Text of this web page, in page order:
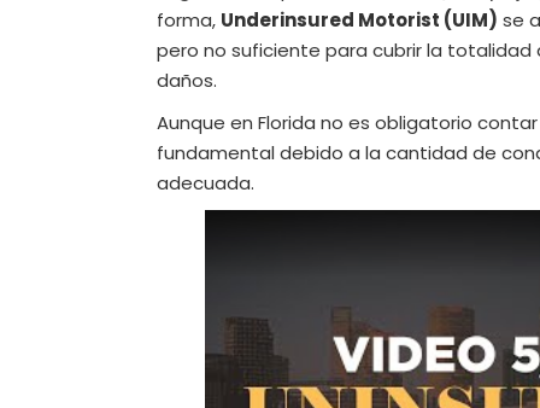
forma, Underinsured Motorist (UIM) se
pero no suficiente para cubrir la
daños.
Aunque en Florida no es obligatorio
fundamental debido a la cantidad de
adecuada.